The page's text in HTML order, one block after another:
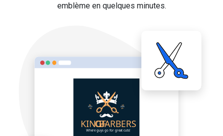
emblème en quelques minutes.